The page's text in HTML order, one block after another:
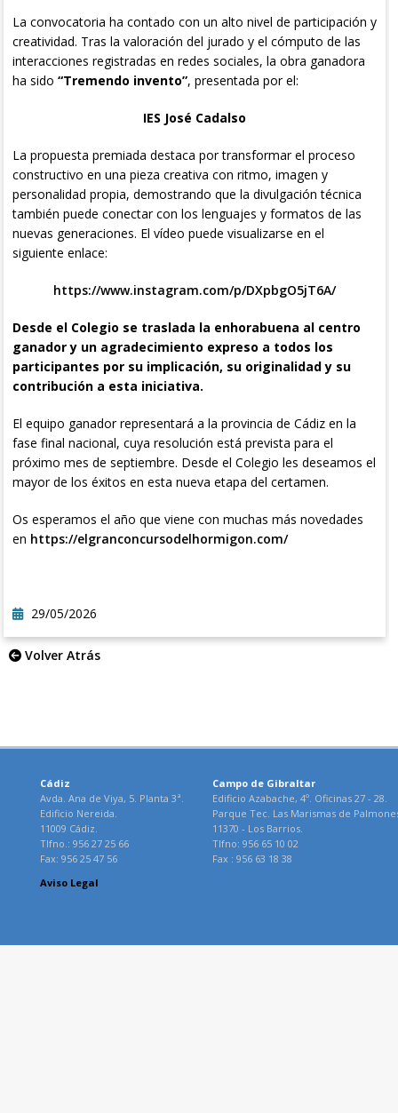
La convocatoria ha contado con un alto nivel de participación y
creatividad. Tras la valoración del jurado y el cómputo de las
interacciones registradas en redes sociales, la obra ganadora
ha sido “Tremendo invento”, presentada por el:
IES José Cadalso
La propuesta premiada destaca por transformar el proceso
constructivo en una pieza creativa con ritmo, imagen y
personalidad propia, demostrando que la divulgación técnica
también puede conectar con los lenguajes y formatos de las
nuevas generaciones. El vídeo puede visualizarse en el
siguiente enlace:
https://www.instagram.com/p/DXpbgO5jT6A/
Desde el Colegio se traslada la enhorabuena al centro
ganador y un agradecimiento expreso a todos los
participantes por su implicación, su originalidad y su
contribución a esta iniciativa.
El equipo ganador representará a la provincia de Cádiz en la
fase final nacional, cuya resolución está prevista para el
próximo mes de septiembre. Desde el Colegio les deseamos el
mayor de los éxitos en esta nueva etapa del certamen.
Os esperamos el año que viene con muchas más novedades
en https://elgranconcursodelhormigon.com/
29/05/2026
Volver Atrás
Cádiz
Avda. Ana de Viya, 5. Planta 3ª.
Edificio Nereida.
11009 Cádiz.
Tlfno.: 956 27 25 66
Fax: 956 25 47 56
Campo de Gibraltar
Edificio Azabache, 4º. Oficinas 27 - 28.
Parque Tec. Las Marismas de
11370 - Los Barrios.
Tlfno: 956 65 10 02
Fax : 956 63 18 38
Aviso Legal